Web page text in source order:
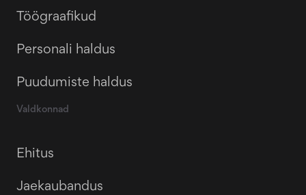
Töögraafikud
Personali haldus
Puudumiste haldus
Valdkonnad
Ehitus
Jaekaubandus